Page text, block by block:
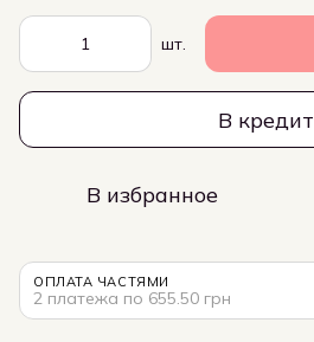
шт.
В кредит
В избранное
ОПЛАТА ЧАСТЯМИ
2 платежа по 655.50 грн